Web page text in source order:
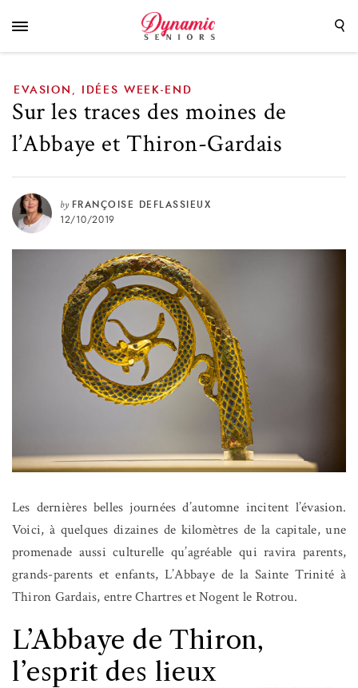
Gardais
EVASION IDÉES WEEK-END
Sur les traces des moines de
l’Abbaye et Thiron-Gardais
by FRANÇOISE DEFLASSIEUX
12/10/2019
Les dernières belles journées d’automne incitent l’évasion.
Voici, à quelques dizaines de kilomètres de la capitale, une
promenade aussi culturelle qu’agréable qui ravira parents,
grands-parents et enfants, L’Abbaye de la Sainte Trinité à
Thiron Gardais, entre Chartres et Nogent le Rotrou.
L’Abbaye de Thiron,
l’esprit des lieux